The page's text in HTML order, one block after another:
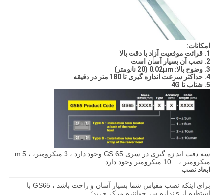
امکانات:
1. قرائت موقعیت آزاد با دقت بالا
2. نصب آن بسیار آسان است
3. وضوح بالا: 0.02μm (20 نانومتر)
4. حداکثر سرعت اندازه گیری تا 180 متر در دقیقه
5. شتاب تا 4G
سه دقت اندازه گیری در سری GS 65 وجود دارد ، 3 میکرومتر، ، 5 m
میکرومتر ، ± 10 میکرومتر وجود دارد
ابعاد نصب
برای اینکه نصب مقیاس شما بسیار آسان و راحت باشد ، GS65 با
استفاده از s
اندازه سر خواننده مرکز خرید؛